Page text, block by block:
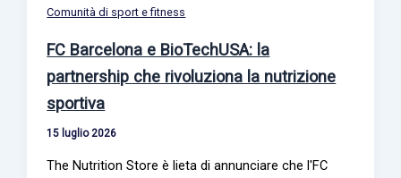
Comunità di sport e fitness
FC Barcelona e BioTechUSA: la
partnership che rivoluziona la nutrizione
sportiva
15 luglio 2026
The Nutrition Store è lieta di annunciare che l'FC